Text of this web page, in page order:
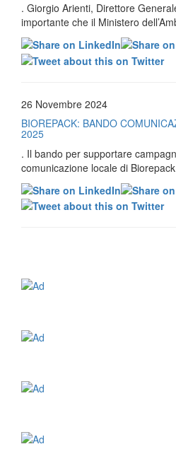
. Giorgio Arienti, Direttore
importante che il Ministero
26 Novembre 2024
BIOREPACK: BANDO
2025
. Il bando per supportare
comunicazione locale di